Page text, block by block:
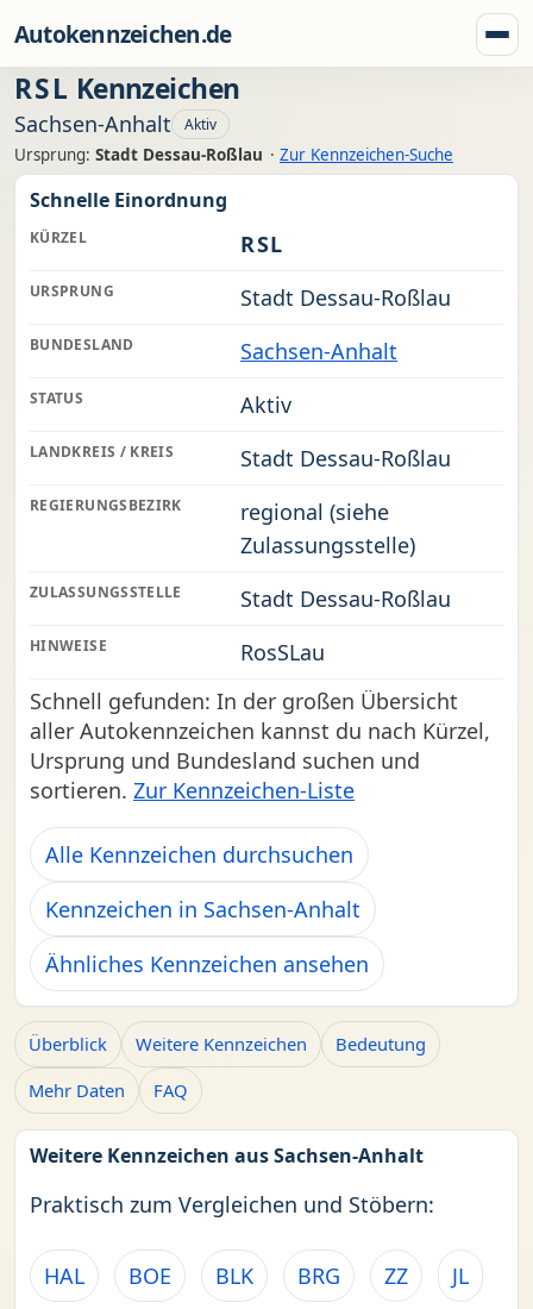
Autokennzeichen.de
RSL Kennzeichen
Sachsen-Anhalt Aktiv
Ursprung: Stadt Dessau-Roßlau · Zur Kennzeichen-Suche
Schnelle Einordnung
KÜRZEL RSL
URSPRUNG Stadt Dessau-Roßlau
BUNDESLAND Sachsen-Anhalt
STATUS Aktiv
LANDKREIS / KREIS Stadt Dessau-Roßlau
REGIERUNGSBEZIRK
regional (siehe
Zulassungsstelle)
ZULASSUNGSSTELLE Stadt Dessau-Roßlau
HINWEISE
RosSLau
Schnell gefunden: In der großen Übersicht
aller Autokennzeichen kannst du nach Kürzel,
Ursprung und Bundesland suchen und
sortieren. Zur Kennzeichen-Liste
Alle Kennzeichen durchsuchen
Kennzeichen in Sachsen-Anhalt
Ähnliches Kennzeichen ansehen
Überblick Weitere Kennzeichen
Bedeutung
Mehr Daten
FAQ
Weitere Kennzeichen aus Sachsen-Anhalt
Praktisch zum Vergleichen und Stöbern:
HAL BOE BLK BRG ZZ JL